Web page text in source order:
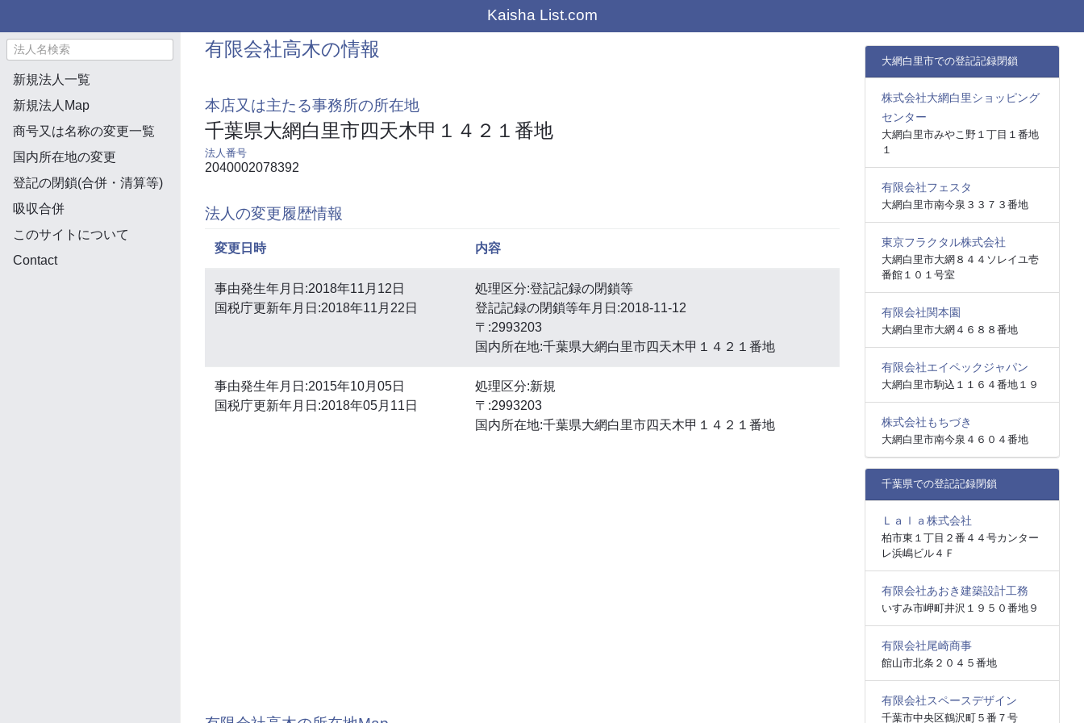
Kaisha List.com
新規法人一覧
新規法人Map
商号又は名称の変更一覧
国内所在地の変更
登記の閉鎖(合併・清算等)
吸収合併
このサイトについて
Contact
有限会社高木の情報
本店又は主たる事務所の所在地
千葉県大網白里市四天木甲１４２１番地
法人番号
2040002078392
法人の変更履歴情報
変更日時 内容
事由発生年月日:2018年11月12日
国税庁更新年月日:2018年11月22日
処理区分:登記記録の閉鎖等
登記記録の閉鎖等年月日:2018-11-12
〒:2993203
国内所在地:千葉県大網白里市四天木甲１４２１番地
事由発生年月日:2015年10月05日
国税庁更新年月日:2018年05月11日
処理区分:新規
〒:2993203
国内所在地:千葉県大網白里市四天木甲１４２１番地
大網白里市での登記記録閉鎖
株式会社大網白里ショッピング
センター
大網白里市みやこ野１丁目１番地
１
有限会社フェスタ
大網白里市南今泉３３７３番地
東京フラクタル株式会社
大網白里市大網８４４ソレイユ壱
番館１０１号室
有限会社関本園
大網白里市大網４６８８番地
有限会社エイペックジャパン
大網白里市駒込１１６４番地１９
株式会社もちづき
大網白里市南今泉４６０４番地
千葉県での登記記録閉鎖
Ｌａｌａ株式会社
柏市東１丁目２番４４号カンター
レ浜嶋ビル４Ｆ
有限会社あおき建築設計工務
いすみ市岬町井沢１９５０番地９
有限会社尾崎商事
館山市北条２０４５番地
有限会社スペースデザイン
千葉市中央区鶴沢町５番７号